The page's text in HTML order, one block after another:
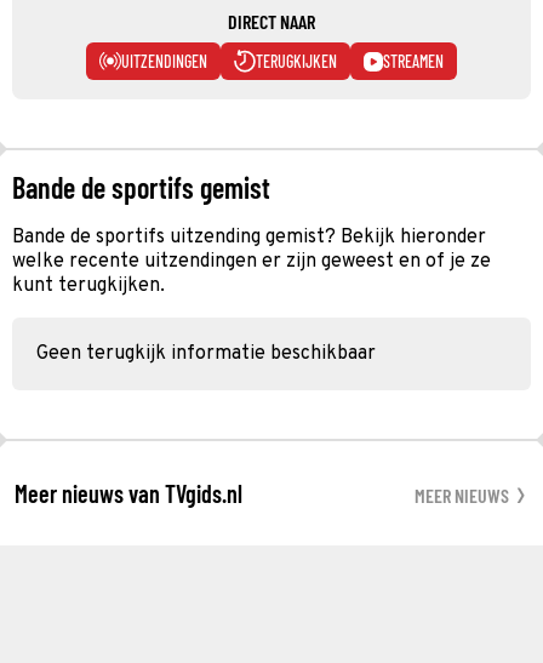
DIRECT NAAR
UITZENDINGEN TERUGKIJKEN STREAMEN
Bande de sportifs gemist
Bande de sportifs uitzending gemist? Bekijk hieronder
welke recente uitzendingen er zijn geweest en of je ze
kunt terugkijken.
Geen terugkijk informatie beschikbaar
Meer nieuws van TVgids.nl MEER NIEUWS